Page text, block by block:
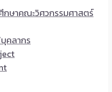
ษาคณะวิศวกรรมศาสตร์
คลากร